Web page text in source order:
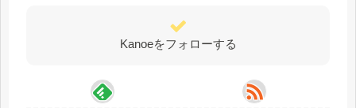
Kanoeをフォローする